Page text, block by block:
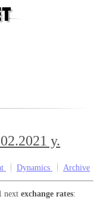
y.
Dynamics Archive
nextexchange rates: